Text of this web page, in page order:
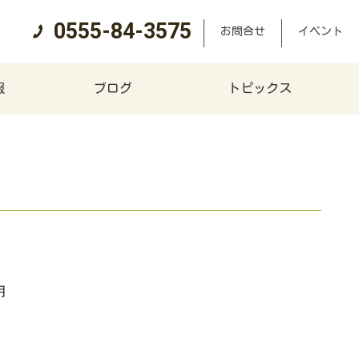
0555-84-3575 お問合せ イベント
ブログ トピックス